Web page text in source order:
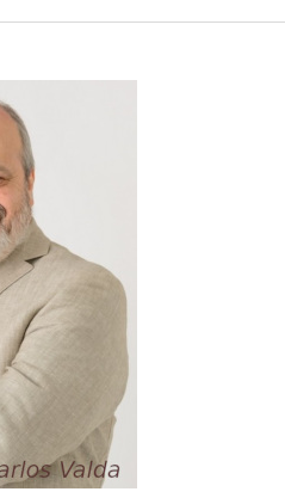
electrónico y web en
la próxima vez que
por
Política de
del servicio